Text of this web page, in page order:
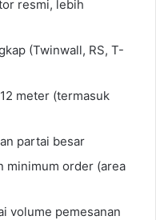
resmi, lebih
(Twinwall, RS, T-
meter (termasuk
partai besar
minimum order (area
volume pemesanan